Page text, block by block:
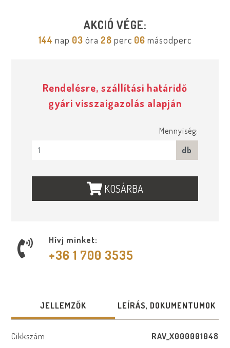
AKCIÓ VÉGE:
144 nap 03 óra 28 perc 05 másodperc
Rendelésre, szállítási határidő
gyári visszaigazolás alapján
Mennyiség:
db
KOSÁRBA
Hívj minket:
+36 1 700 3535
JELLEMZŐK LEÍRÁS, DOKUMENTUMOK
Cikkszám:
RAV_X000001048